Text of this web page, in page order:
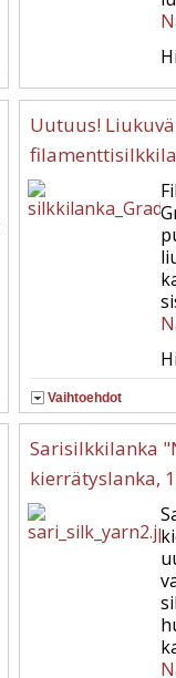
Uutuus!
Vaihtoehdot
Sarisilkkilanka
kierrätyslanka,